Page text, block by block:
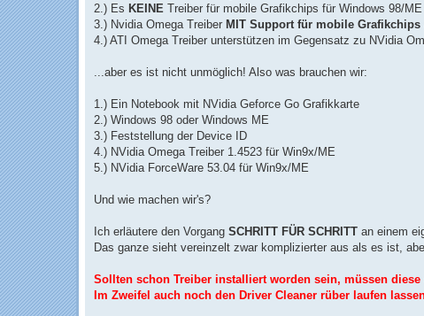
2.) Es KEINE Treiber für mobile Grafikchips für Windows 98/
3.) Nvidia Omega Treiber MIT Support für mobile Grafikchips
4.) ATI Omega Treiber unterstützen im Gegensatz zu NVidia
...aber es ist nicht unmöglich! Also was brauchen wir:
1.) Ein Notebook mit NVidia Geforce Go Grafikkarte
2.) Windows 98 oder Windows ME
3.) Feststellung der Device ID
4.) NVidia Omega Treiber 1.4523 für Win9x/ME
5.) NVidia ForceWare 53.04 für Win9x/ME
Und wie machen wir's?
Ich erläutere den Vorgang SCHRITT FÜR SCHRITT an einem
Das ganze sieht vereinzelt zwar komplizierter aus als es ist,
Sollten schon Treiber installiert worden sein, müssen
Im Zweifel auch noch den Driver Cleaner rüber laufen